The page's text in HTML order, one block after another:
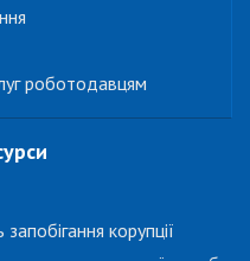
роботодавцям
корупції